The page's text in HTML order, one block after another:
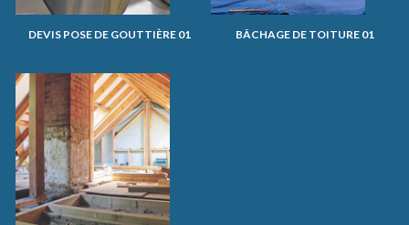
DEVIS POSE DE GOUTTIÈRE 01 BÂCHAGE DE TOITURE 01